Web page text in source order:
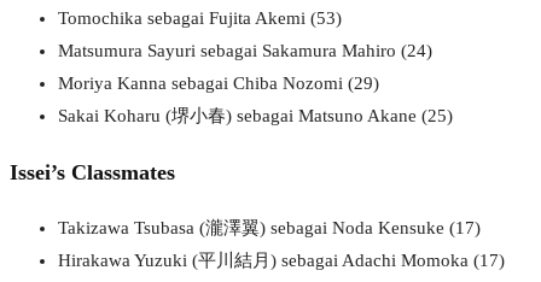
Tomochika sebagai Fujita Akemi (53)
Matsumura Sayuri sebagai Sakamura Mahiro (24)
Moriya Kanna sebagai Chiba Nozomi (29)
Sakai Koharu (堺小春) sebagai Matsuno Akane (25)
Issei’s Classmates
Takizawa Tsubasa (瀧澤翼) sebagai Noda Kensuke (17)
Hirakawa Yuzuki (平川結月) sebagai Adachi Momoka (17)